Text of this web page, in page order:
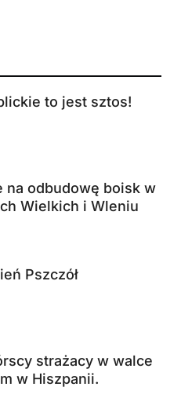
to jest sztos!
na odbudowę boisk w
Wielkich i Wleniu
Pszczół
strażacy w walce
w Hiszpanii.